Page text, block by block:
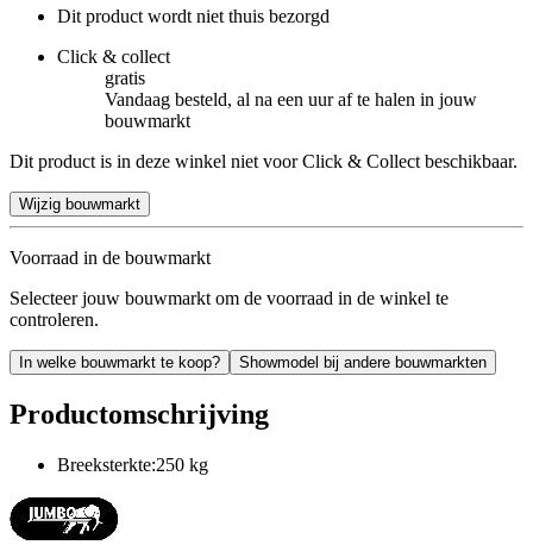
Dit product wordt niet thuis bezorgd
Click & collect
gratis
Vandaag besteld, al na een uur af te halen in jouw
bouwmarkt
Dit product is in deze winkel niet voor Click & Collect beschikbaar.
Wijzig bouwmarkt
Voorraad in de bouwmarkt
Selecteer jouw bouwmarkt om de voorraad in de winkel te
controleren.
In welke bouwmarkt te koop? Showmodel bij andere bouwmarkten
Productomschrijving
Breeksterkte:250 kg